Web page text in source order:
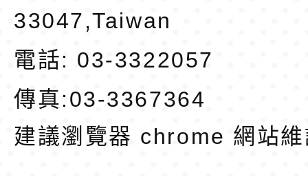
33047,Taiwan
電話: 03-3322057
傳真:03-3367364
建議瀏覽器 chrome 網站